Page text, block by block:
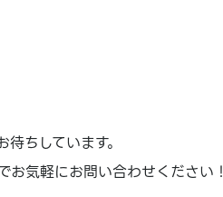
ちしています。
気軽にお問い合わせください！